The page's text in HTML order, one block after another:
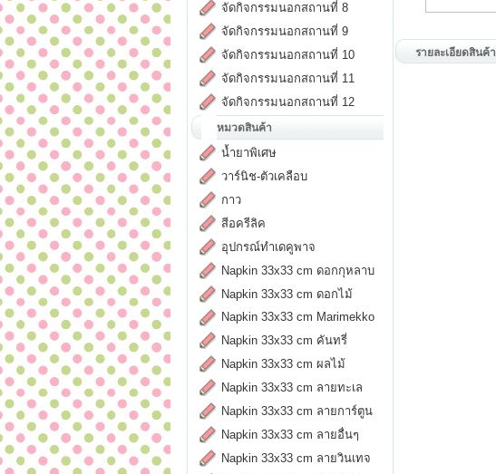
จัดกิจกรรมนอกสถานที่ 8
จัดกิจกรรมนอกสถานที่ 9
จัดกิจกรรมนอกสถานที่ 10
จัดกิจกรรมนอกสถานที่ 11
จัดกิจกรรมนอกสถานที่ 12
หมวดสินค้า
น้ำยาพิเศษ
วาร์นิช-ตัวเคลือบ
กาว
สีอครีลิค
อุปกรณ์ทำเดคูพาจ
Napkin 33x33 cm ดอกกุหลาบ
Napkin 33x33 cm ดอกไม้
Napkin 33x33 cm Marimekko
Napkin 33x33 cm คันทรี่
Napkin 33x33 cm ผลไม้
Napkin 33x33 cm ลายทะเล
Napkin 33x33 cm ลายการ์ตูน
Napkin 33x33 cm ลายอื่นๆ
Napkin 33x33 cm ลายวินเทจ
รายละเอียดสินค้า